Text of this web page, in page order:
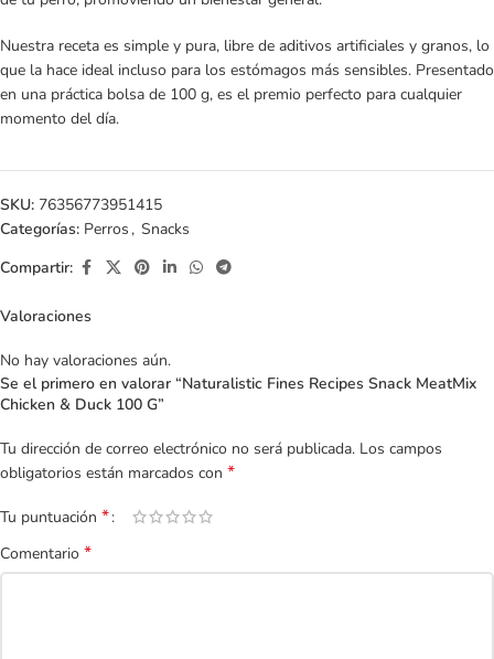
Nuestra receta es simple y pura, libre de aditivos artificiales y granos, lo
que la hace ideal incluso para los estómagos más sensibles. Presentado
en una práctica bolsa de 100 g, es el premio perfecto para cualquier
momento del día.
SKU: 76356773951415
Categorías: Perros , Snacks
Compartir:
Valoraciones
No hay valoraciones aún.
Se el primero en valorar “Naturalistic Fines Recipes Snack MeatMix
Chicken & Duck 100 G”
Tu dirección de correo electrónico no será publicada. Los campos
obligatorios están marcados con *
Tu puntuación *
Comentario *